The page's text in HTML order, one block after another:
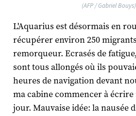
(AFP / Gabriel Bouys)
L'Aquarius est désormais en
récupérer environ 250
remorqueur. Ecrasés de
sont tous allongés où ils
heures de navigation devant
ma cabine commencer à
jour. Mauvaise idée: la nausée